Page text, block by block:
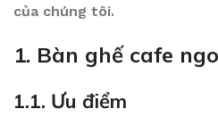
của chúng tôi.
1. Bàn ghế cafe
1.1. Ưu điểm